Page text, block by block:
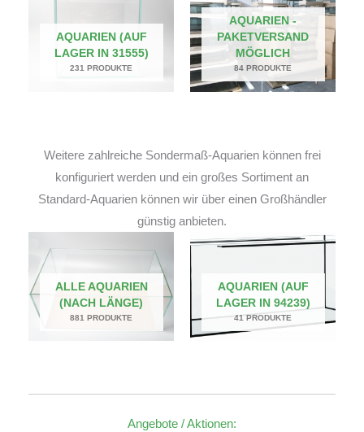
AQUARIEN (AUF
LAGER IN 31555)
231 PRODUKTE
AQUARIEN -
PAKETVERSAND
MÖGLICH
84 PRODUKTE
Weitere zahlreiche Sondermaß-Aquarien können frei
konfiguriert werden und ein großes Sortiment an
Standard-Aquarien können wir über einen Großhändler
günstig anbieten.
ALLE AQUARIEN
(NACH LÄNGE)
881 PRODUKTE
AQUARIEN (AUF
LAGER IN 94239)
41 PRODUKTE
Angebote / Aktionen: